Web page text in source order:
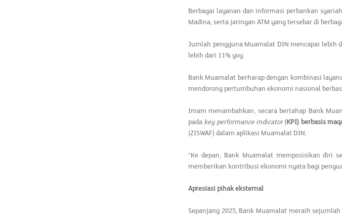
Berbagai layanan dan informasi perbankan
Madina, serta jaringan ATM yang tersebar di
Jumlah pengguna Muamalat DIN mencapai lebih
lebih dari 11% yoy.
Bank Muamalat berharap dengan kombinasi
mendorong pertumbuhan ekonomi nasional
Imam menambahkan, secara bertahap Bank
pada key performance indicator(KPI) berbasis
(ZISWAF) dalam aplikasi Muamalat DIN.
“Ke depan, Bank Muamalat memposisikan diri
memberikan kontribusi ekonomi nyata bagi
Apresiasi pihak eksternal
Sepanjang 2025, Bank Muamalat meraih